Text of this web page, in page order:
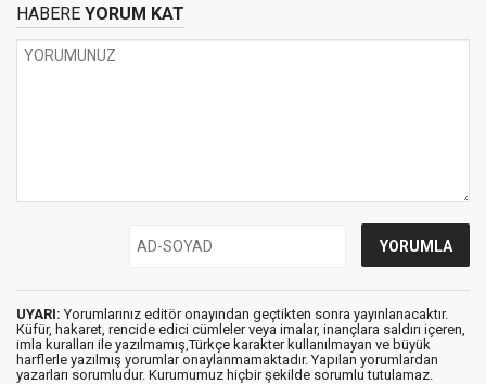
HABERE YORUM KAT
UYARI: Yorumlarınız editör onayından geçtikten sonra yayınlanacaktır.
Küfür, hakaret, rencide edici cümleler veya imalar, inançlara saldırı içeren,
imla kuralları ile yazılmamış,Türkçe karakter kullanılmayan ve büyük
harflerle yazılmış yorumlar onaylanmamaktadır. Yapılan yorumlardan
yazarları sorumludur. Kurumumuz hiçbir şekilde sorumlu tutulamaz.